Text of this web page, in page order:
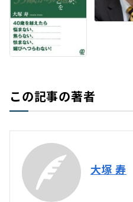
この記事の著者
大塚 寿